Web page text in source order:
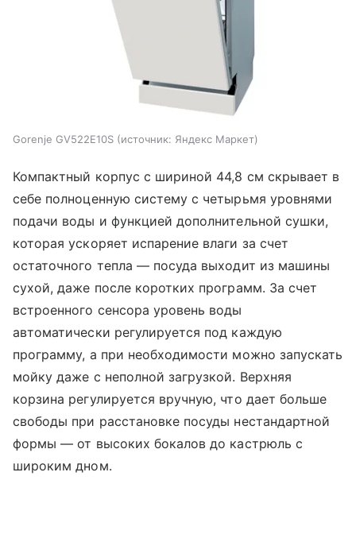
Gorenje GV522E10S источник: Яндекс Маркет
Компактный корпус с шириной 44,8 см скрывает в
себе полноценную систему с четырьмя уровнями
подачи воды и функцией дополнительной сушки,
которая ускоряет испарение влаги за счет
остаточного тепла — посуда выходит из машины
сухой, даже после коротких программ. За счет
встроенного сенсора уровень воды
автоматически регулируется под каждую
программу, а при необходимости можно запускать
мойку даже с неполной загрузкой. Верхняя
корзина регулируется вручную, что дает больше
свободы при расстановке посуды нестандартной
формы — от высоких бокалов до кастрюль с
широким дном.